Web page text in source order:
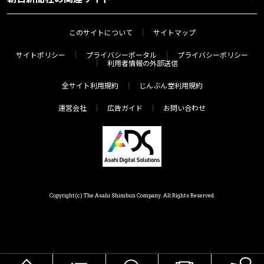
このサイトについて サイトマップ
サイトポリシー プライバシーポータル
プライバシーポリシー
利用者情報の外部送信
全サイト利用規約 じんぶん堂利用規約
運営会社 広告ガイド お問い合わせ
Copyright(c) The Asahi Shimbun Company. All Rights Reserved.